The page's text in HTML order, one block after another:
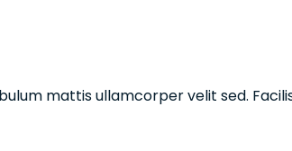
mattis ullamcorper velit sed.